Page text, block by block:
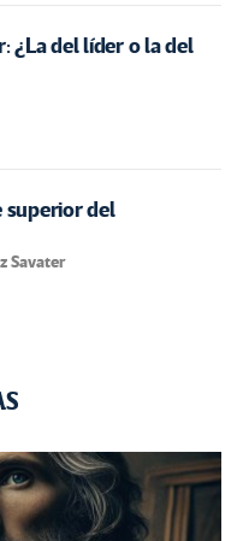
¿La del líder o la del
superior del
Savater